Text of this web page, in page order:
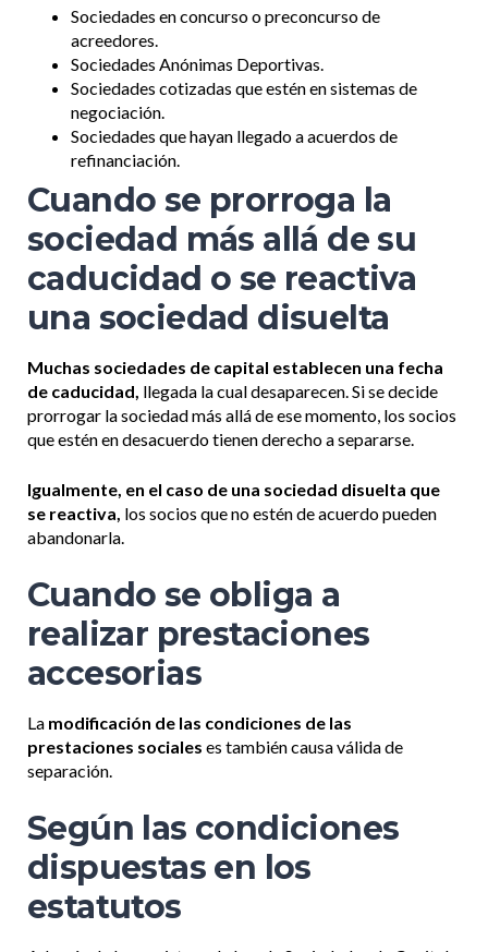
Sociedades en concurso o preconcurso de
acreedores.
Sociedades Anónimas Deportivas.
Sociedades cotizadas que estén en sistemas de
negociación.
Sociedades que hayan llegado a acuerdos de
refinanciación.
Cuando se prorroga la
sociedad más allá de su
caducidad o se reactiva
una sociedad disuelta
Muchas sociedades de capital establecen una fecha
de caducidad, llegada la cual desaparecen. Si se decide
prorrogar la sociedad más allá de ese momento, los socios
que estén en desacuerdo tienen derecho a separarse.
Igualmente, en el caso de una sociedad disuelta que
se reactiva, los socios que no estén de acuerdo pueden
abandonarla.
Cuando se obliga a
realizar prestaciones
accesorias
La modificación de las condiciones de las
prestaciones sociales es también causa válida de
separación.
Según las condiciones
dispuestas en los
estatutos